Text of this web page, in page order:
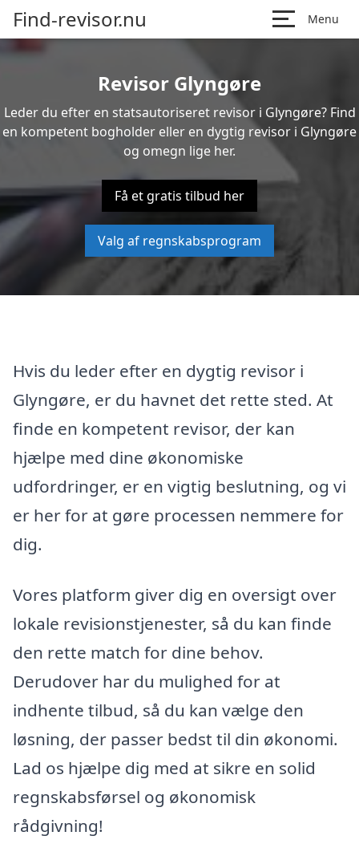
Find-revisor.nu Menu
Revisor Glyngøre
Leder du efter en statsautoriseret revisor i Glyngøre? Find
en kompetent bogholder eller en dygtig revisor i Glyngøre
og omegn lige her.
Få et gratis tilbud her
Valg af regnskabsprogram
Hvis du leder efter en dygtig revisor i
Glyngøre, er du havnet det rette sted. At
finde en kompetent revisor, der kan
hjælpe med dine økonomiske
udfordringer, er en vigtig beslutning, og vi
er her for at gøre processen nemmere for
dig.
Vores platform giver dig en oversigt over
lokale revisionstjenester, så du kan finde
den rette match for dine behov.
Derudover har du mulighed for at
indhente tilbud, så du kan vælge den
løsning, der passer bedst til din økonomi.
Lad os hjælpe dig med at sikre en solid
regnskabsførsel og økonomisk
rådgivning!